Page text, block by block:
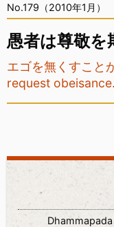
No.179（2010年1月）
愚者は尊敬を
エゴを無くすこ
request obeisance.
Dhammapada